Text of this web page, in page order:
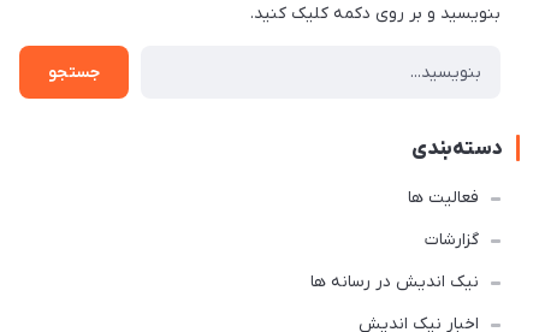
بنویسید و بر روی دکمه کلیک کنید.
جستجو
دسته‌بندی
فعالیت ها
گزارشات
نیک اندیش در رسانه ها
اخبار نیک اندیش